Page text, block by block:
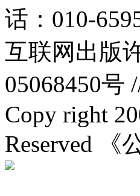
话：010-
互联网出版
05068450号
Copy right
Reserved